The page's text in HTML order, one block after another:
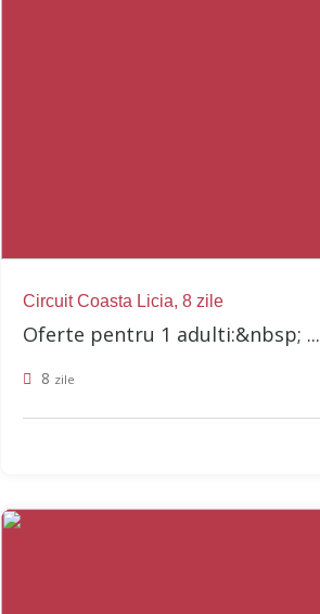
Circuit Coasta Licia, 8 zile
Oferte pentru 1 adulti:&nbsp; ...
8 zile